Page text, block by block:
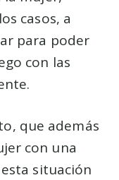
casos, a
para poder
con las
que además
con una
situación